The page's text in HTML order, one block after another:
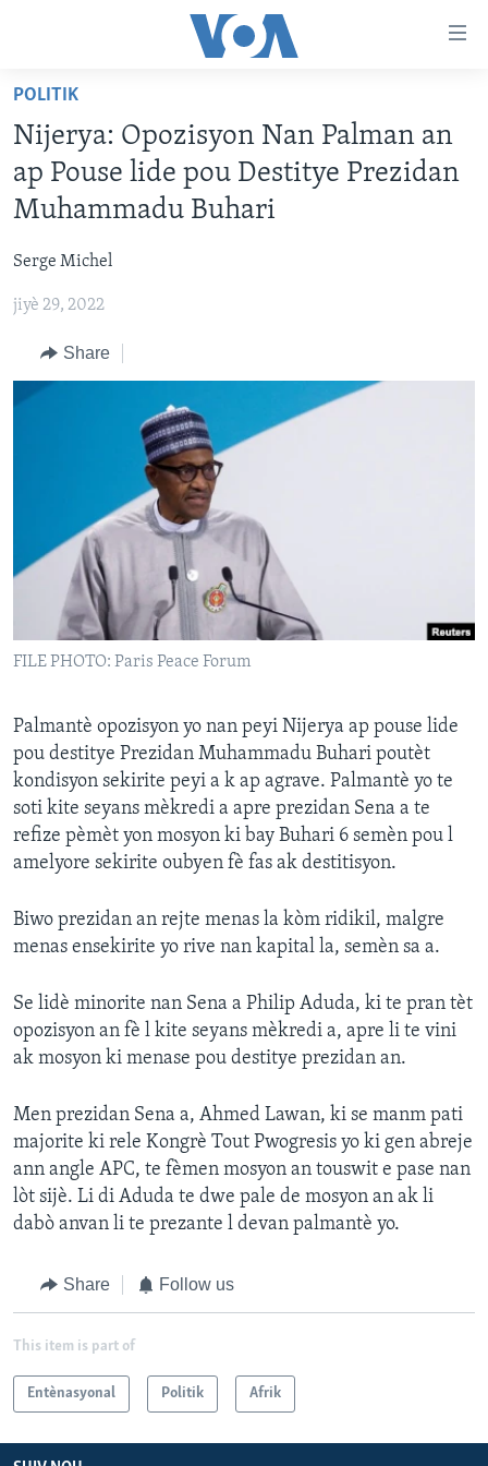
Skip
main
content
Skip
to
main
Navigation
Skip
Search
LÈZETAZINI
AMERIK LATIN
VIDEO
FLASHPOINT IKRÈN
Learning English
Languages
POLITIK
Nijerya: Opozisyon Nan Palman an
ap Pouse lide pou Destitye Prezidan
Muhammadu Buhari
Serge Michel
jiyè 29, 2022
Share
FILE PHOTO: Paris Peace Forum
Palmantè opozisyon yo nan peyi Nijerya ap pouse lide
pou destitye Prezidan Muhammadu Buhari poutèt
kondisyon sekirite peyi a k ap agrave. Palmantè yo te
soti kite seyans mèkredi a apre prezidan Sena a te
refize pèmèt yon mosyon ki bay Buhari 6 semèn pou l
amelyore sekirite oubyen fè fas ak destitisyon.
Biwo prezidan an rejte menas la kòm ridikil, malgre
menas ensekirite yo rive nan kapital la, semèn sa a.
Se lidè minorite nan Sena a Philip Aduda, ki te pran tèt
opozisyon an fè l kite seyans mèkredi a, apre li te vini
ak mosyon ki menase pou destitye prezidan an.
Men prezidan Sena a, Ahmed Lawan, ki se manm pati
majorite ki rele Kongrè Tout Pwogresis yo ki gen abreje
ann angle APC, te fèmen mosyon an touswit e pase nan
lòt sijè. Li di Aduda te dwe pale de mosyon an ak li
dabò anvan li te prezante l devan palmantè yo.
Share Follow us
This item is part of
Entènasyonal Politik Afrik